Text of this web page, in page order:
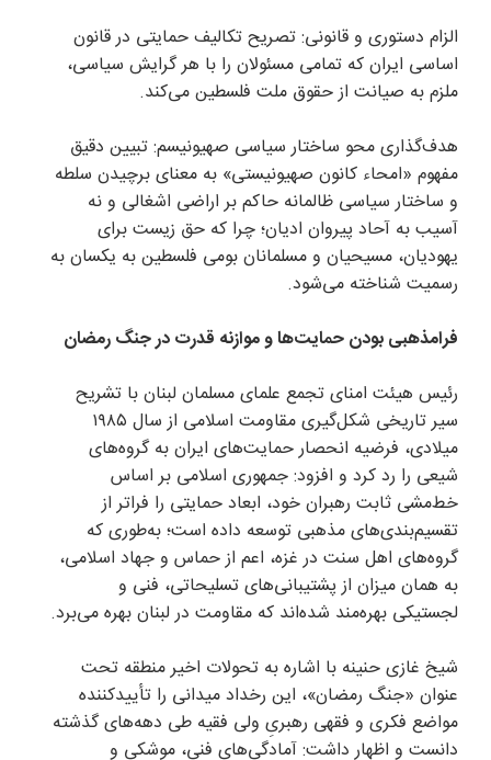
الزام دستوری و قانونی: تصریح تکالیف حمایتی در قانون
اساسی ایران که تمامی مسئولان را با هر گرایش سیاسی،
ملزم به صیانت از حقوق ملت فلسطین می‌کند.
هدف‌گذاری محو ساختار سیاسی صهیونیسم: تبیین دقیق
مفهوم «امحاء کانون صهیونیستی» به معنای برچیدن سلطه
و ساختار سیاسی ظالمانه حاکم بر اراضی اشغالی و نه
آسیب به آحاد پیروان ادیان؛ چرا که حق زیست برای
یهودیان، مسیحیان و مسلمانان بومی فلسطین به یکسان به
رسمیت شناخته می‌شود.
فرامذهبی بودن حمایت‌ها و موازنه قدرت در جنگ رمضان
رئیس هیئت امنای تجمع علمای مسلمان لبنان با تشریح
سیر تاریخی شکل‌گیری مقاومت اسلامی از سال ۱۹۸۵
میلادی، فرضیه انحصار حمایت‌های ایران به گروه‌های
شیعی را رد کرد و افزود: جمهوری اسلامی بر اساس
خط‌مشی ثابت رهبران خود، ابعاد حمایتی را فراتر از
تقسیم‌بندی‌های مذهبی توسعه داده است؛ به‌طوری که
گروه‌های اهل سنت در غزه، اعم از حماس و جهاد اسلامی،
به همان میزان از پشتیبانی‌های تسلیحاتی، فنی و
لجستیکی بهره‌مند شده‌اند که مقاومت در لبنان بهره می‌برد.
شیخ غازی حنینه با اشاره به تحولات اخیر منطقه تحت
عنوان «جنگ رمضان»، این رخداد میدانی را تأییدکننده
مواضع فکری و فقهی رهبریِ ولی فقیه طی دهه‌های گذشته
دانست و اظهار داشت: آمادگی‌های فنی، موشکی و